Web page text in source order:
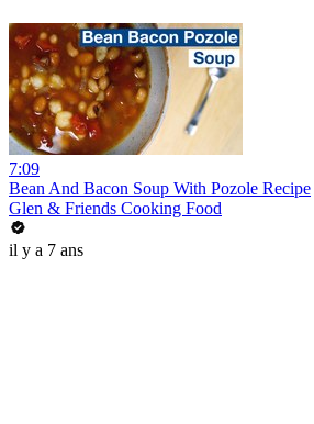
7:09
Bean And Bacon Soup With Pozole Recipe
Glen & Friends Cooking Food
il y a 7 ans